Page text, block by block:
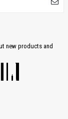
new products and